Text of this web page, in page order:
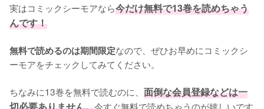
実はコミックシーモアなら今だけ無料で13巻を読めちゃう
んです！
無料で読めるのは期間限定なので、ぜひお早めにコミックシ
ーモアをチェックしてみてください。
ちなみに13巻を無料で読むのに、 面倒な会員登録などは一
切必要ありません。今すぐ無料で読めちゃうのが嬉しいです